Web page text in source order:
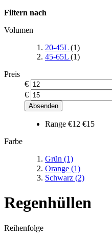
Filtern nach
Volumen
20-45L (1)
45-65L (1)
Preis
€
€
Absenden
Range €12 €15
Farbe
Grün (1)
Orange (1)
Schwarz (2)
Regenhüllen
Reihenfolge